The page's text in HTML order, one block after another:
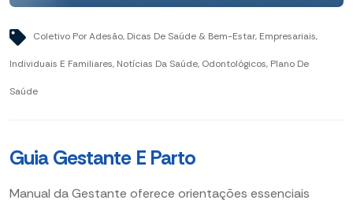
Coletivo Por Adesão, Dicas De Saúde & Bem-Estar, Empresariais,
Individuais E Familiares, Notícias Da Saúde, Odontológicos, Plano De
Saúde
Guia Gestante E Parto
Manual da Gestante oferece orientações essenciais